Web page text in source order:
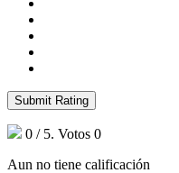
Submit Rating
0 / 5. Votos 0
Aun no tiene calificación